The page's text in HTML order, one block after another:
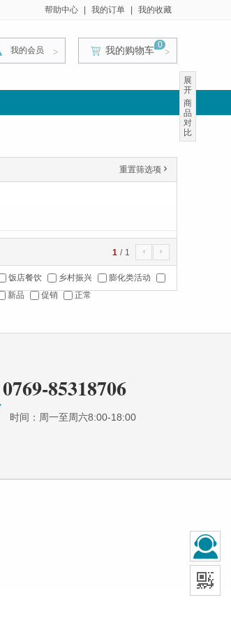
帮助中心 我的订单 我的收藏
>
我的会员 > >
0
我的购物车
重置筛选项 '
1 / 1 4 5
饭店餐饮 乡村振兴
膨化类活动
新品 促销 正常
展
开
商
品
对
比
0769-85318706
时间：周一至周六8:00-18:00